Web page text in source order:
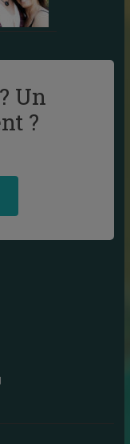
Un
?